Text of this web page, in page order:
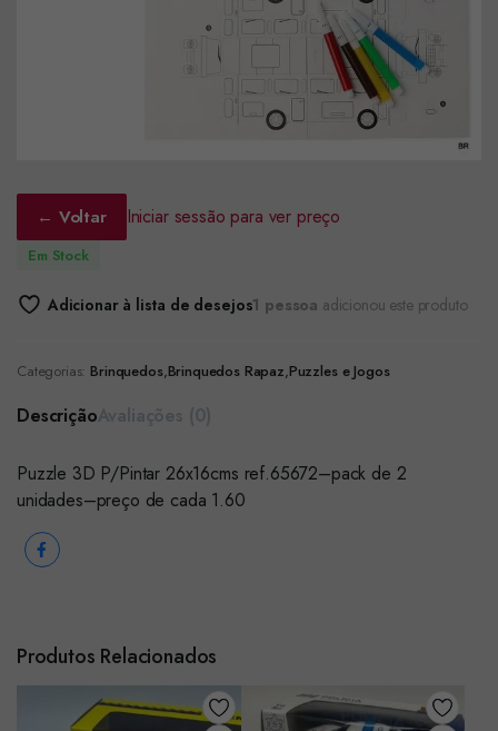
← Voltar Iniciar sessão para ver preço
Em Stock
Adicionar à lista de desejos1 pessoa adicionou este produto
Categorias: Brinquedos,Brinquedos Rapaz,Puzzles e Jogos
Descrição
Puzzle 3D P/Pintar 26x16cms ref.65672–pack de 2
unidades–preço de cada 1.60
Produtos Relacionados